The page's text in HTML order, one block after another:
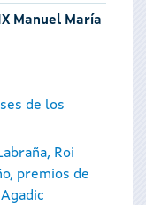
Manuel María
de los
Roi
premios de